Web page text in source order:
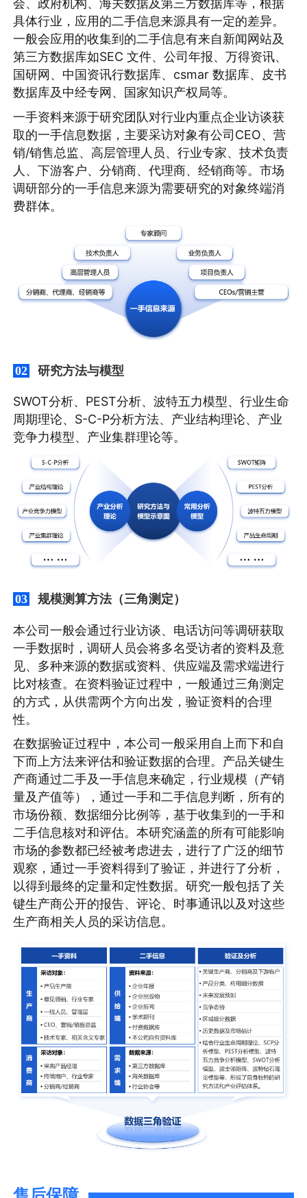
会、政府机构、海关数据及第三方数据库等，根据
具体行业，应用的二手信息来源具有一定的差异。
一般会应用的收集到的二手信息有来自新闻网站及
第三方数据库如SEC 文件、公司年报、万得资讯、
国研网、中国资讯行数据库、csmar 数据库、皮书
数据库及中经专网、国家知识产权局等。
一手资料来源于研究团队对行业内重点企业访谈获
取的一手信息数据，主要采访对象有公司CEO、营
销/销售总监、高层管理人员、行业专家、技术负责
人、下游客户、分销商、代理商、经销商等。市场
调研部分的一手信息来源为需要研究的对象终端消
费群体。
02 研究方法与模型
SWOT分析、PEST分析、波特五力模型、行业生命
周期理论、S-C-P分析方法、产业结构理论、产业
竞争力模型、产业集群理论等。
03 规模测算方法（三角测定）
本公司一般会通过行业访谈、电话访问等调研获取
一手数据时，调研人员会将多名受访者的资料及意
见、多种来源的数据或资料、供应端及需求端进行
比对核查。在资料验证过程中，一般通过三角测定
的方式，从供需两个方向出发，验证资料的合理
性。
在数据验证过程中，本公司一般采用自上而下和自
下而上方法来评估和验证数据的合理。产品关键生
产商通过二手及一手信息来确定，行业规模（产销
量及产值等），通过一手和二手信息判断，所有的
市场份额、数据细分比例等，基于收集到的一手和
二手信息核对和评估。本研究涵盖的所有可能影响
市场的参数都已经被考虑进去，进行了广泛的细节
观察，通过一手资料得到了验证，并进行了分析，
以得到最终的定量和定性数据。研究一般包括了关
键生产商公开的报告、评论、时事通讯以及对这些
生产商相关人员的采访信息。